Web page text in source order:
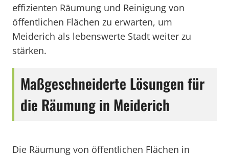
effizienten Räumung und Reinigung von
öffentlichen Flächen zu erwarten, um
Meiderich als lebenswerte Stadt weiter zu
stärken.
Maßgeschneiderte Lösungen für
die Räumung in Meiderich
Die Räumung von öffentlichen Flächen in